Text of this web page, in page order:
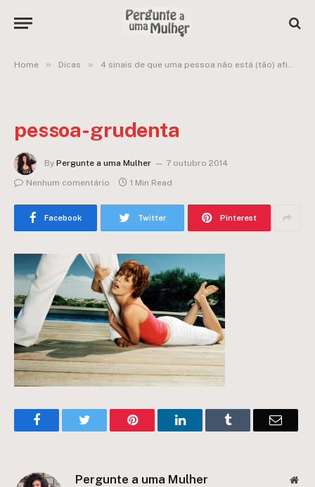
Home » Dicas » 4 sinais de que uma pessoa não está (tão) afim de você:
pessoa-grudenta
By Pergunte a uma Mulher
7 outubro 2014
Nenhum comentário
1 Min Read
Facebook Twitter Pinterest
FacebookTwitter Pinterest LinkedInTumblr Email
Pergunte a uma Mulher